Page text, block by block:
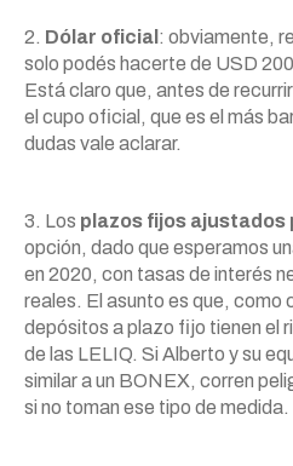
2. Dólar oficial : obviamente,
solo podés hacerte de USD
Está claro que, antes de recurrir
el cupo oficial, que es el más
dudas vale aclarar.
3. Los plazos fijos ajustados
opción, dado que esperamos
en 2020, con tasas de interés
reales. El asunto es que, como
depósitos a plazo fijo tienen el
de las LELIQ. Si Alberto y su
similar a un BONEX, corren
si no toman ese tipo de medida.